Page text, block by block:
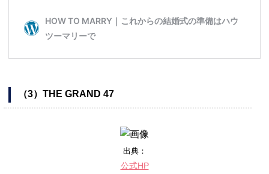
（3）THE GRAND 47
出典：
公式HP